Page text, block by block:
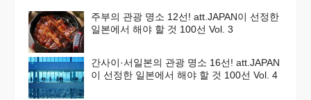
주부의 관광 명소 12선! att.JAPAN이 선정한
일본에서 해야 할 것 100선 Vol. 3
간사이·서일본의 관광 명소 16선! att.JAPAN
이 선정한 일본에서 해야 할 것 100선 Vol. 4